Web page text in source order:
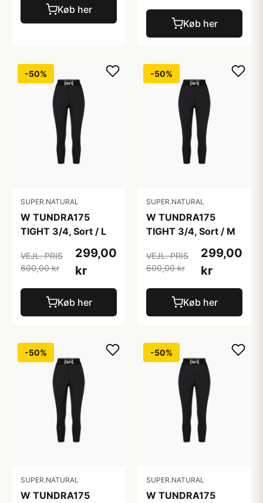
Køb her
Køb her
-50%
SUPER.NATURAL
W TUNDRA175
TIGHT 3/4, Sort / L
VEJL. PRIS
600,00 kr
299,00
kr
Køb her
-50%
SUPER.NATURAL
W TUNDRA175
TIGHT 3/4, Sort / M
VEJL. PRIS
600,00 kr
299,00
kr
Køb her
-50%
SUPER.NATURAL
W TUNDRA175
-50%
SUPER.NATURAL
W TUNDRA175